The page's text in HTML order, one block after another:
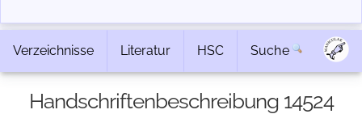
Verzeichnisse Literatur HSC Suche
Handschriftenbeschreibung 14524